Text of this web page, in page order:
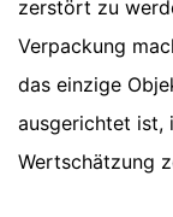
zerstört zu
Verpackung
das einzige
ausgerichtet ist,
Wertschätzung